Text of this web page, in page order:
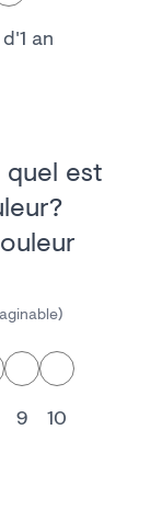
an
est
9 10